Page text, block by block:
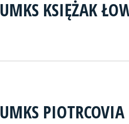
UMKS KSIĘŻAK
UMKS PIOTRCOVIA